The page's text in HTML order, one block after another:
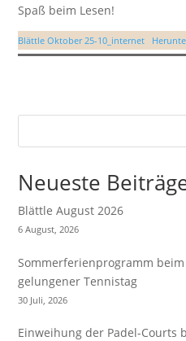
Spaß beim Lesen!
Blättle Oktober 25-10_internet
Neueste
Blättle August 2026
6 August, 2026
Sommerferienprogramm beim
gelungener Tennistag
30 Juli, 2026
Einweihung der Padel-Courts